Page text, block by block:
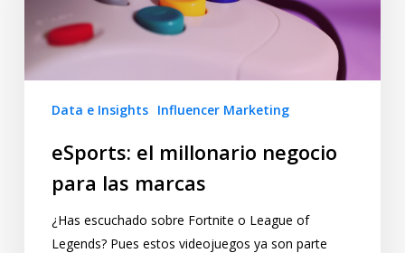
Data e Insights Influencer Marketing
eSports: el millonario negocio
para las marcas
¿Has escuchado sobre Fortnite o League of
Legends? Pues estos videojuegos ya son parte